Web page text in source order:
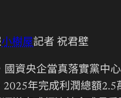
小樹屋記者 祝君壁
國資央企當真落實黨中
年完成利潤總額